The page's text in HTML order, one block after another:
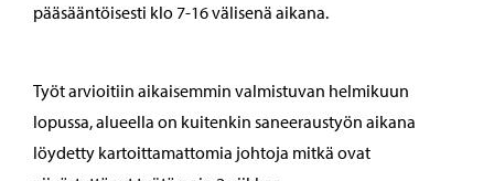
pääsääntöisesti klo 7-16 välisenä aikana.
Työt arvioitiin aikaisemmin valmistuvan helmikuun
lopussa, alueella on kuitenkin saneeraustyön aikana
löydetty kartoittamattomia johtoja mitkä ovat